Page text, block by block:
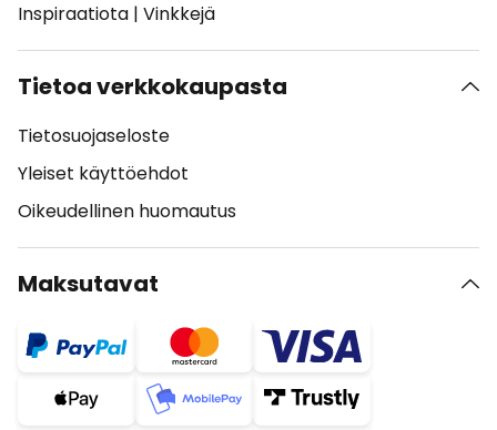
Inspiraatiota | Vinkkejä
Tietoa verkkokaupasta
Tietosuojaseloste
Yleiset käyttöehdot
Oikeudellinen huomautus
Maksutavat